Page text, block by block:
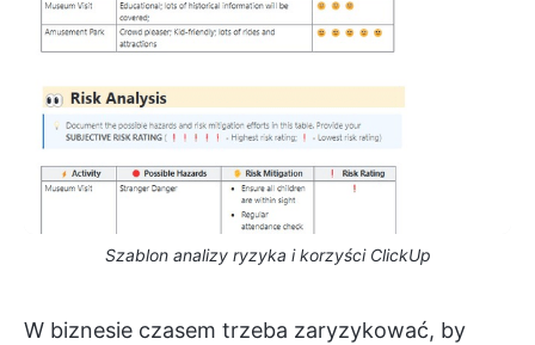
Szablon analizy ryzyka i korzyści ClickUp
W biznesie czasem trzeba zaryzykować, by